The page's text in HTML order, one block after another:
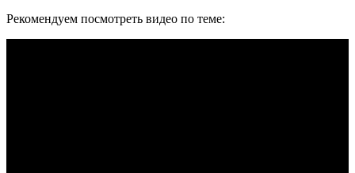
Рекомендуем посмотреть видео по теме: